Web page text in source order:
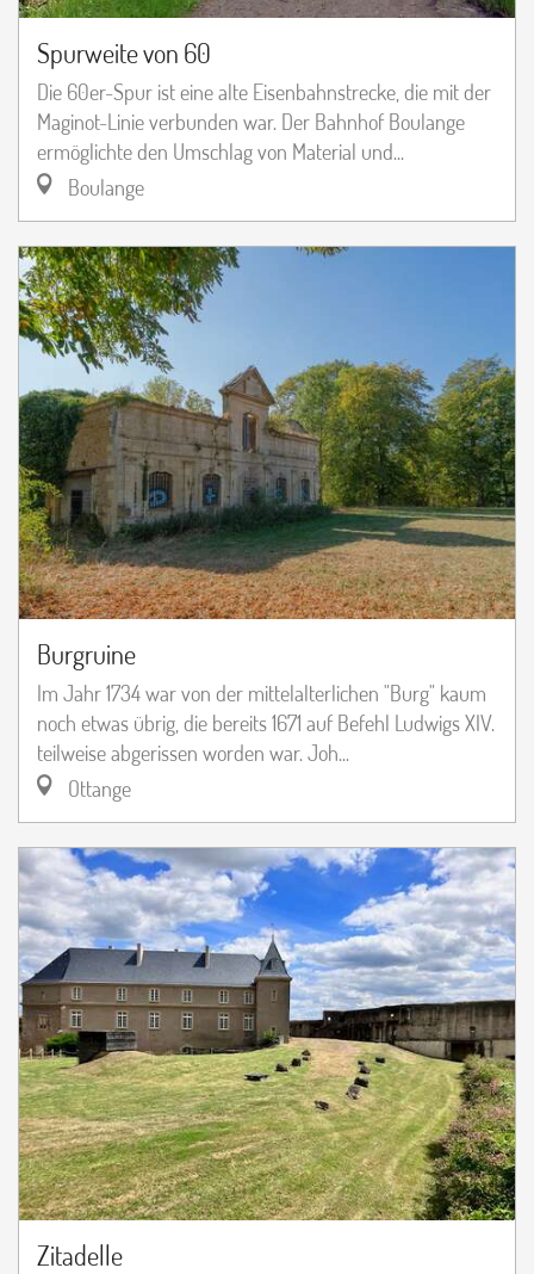
Spurweite von 60
Die 60er-Spur ist eine alte Eisenbahnstrecke, die mit der
Maginot-Linie verbunden war. Der Bahnhof Boulange
ermöglichte den Umschlag von Material und...
Boulange
Burgruine
Im Jahr 1734 war von der mittelalterlichen "Burg" kaum
noch etwas übrig, die bereits 1671 auf Befehl Ludwigs XIV.
teilweise abgerissen worden war. Joh...
Ottange
Zitadelle